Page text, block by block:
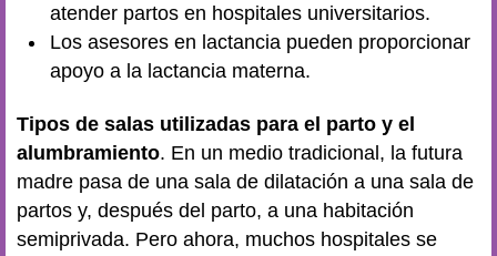
atender partos en hospitales universitarios.
Los asesores en lactancia pueden proporcionar
apoyo a la lactancia materna.
Tipos de salas utilizadas para el parto y el
alumbramiento. En un medio tradicional, la futura
madre pasa de una sala de dilatación a una sala de
partos y, después del parto, a una habitación
semiprivada. Pero ahora, muchos hospitales se